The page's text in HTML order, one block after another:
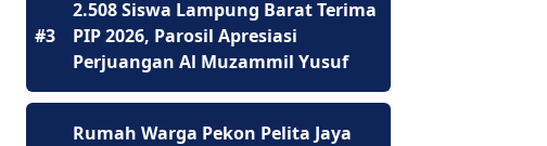
#3
2.508 Siswa Lampung Barat Terima
PIP 2026, Parosil Apresiasi
Perjuangan Al Muzammil Yusuf
Rumah Warga Pekon Pelita Jaya